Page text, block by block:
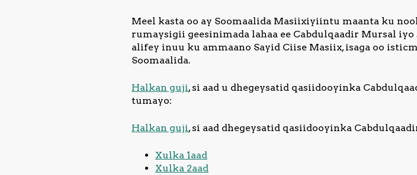
Meel kasta oo ay Soomaalida Masiixiyiintu maanta ku
rumaysigii geesinimada lahaa ee Cabdulqaadir Mursal iyo
alifey inuu ku ammaano Sayid Ciise Masiix, isaga oo
Soomaalida.
Halkan guji, si aad u dhegeysatid qasiidooyinka
tumayo:
Halkan guji, si aad dhegeysatid qasiidooyinka
Xulka 1aad
Xulka 2aad